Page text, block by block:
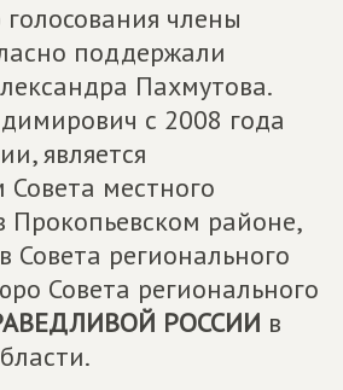
члены
поддержали
Пахмутова.
с 2008 года
является
Совета местного
Прокопьевском районе,
Совета регионального
Совета регионального
РОССИИ в